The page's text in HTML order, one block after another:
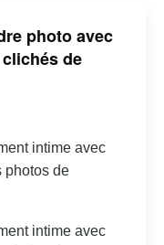
photo avec
de
intime avec
photos de
intime avec